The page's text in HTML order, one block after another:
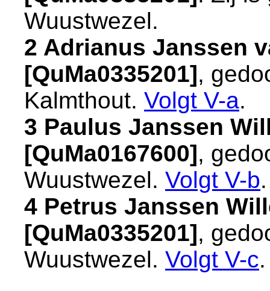
Wuustwezel.
2 Adrianus Janssen
[QuMa0335201],
Kalmthout. Volgt V-a.
3 Paulus Janssen
[QuMa0167600],
Wuustwezel. Volgt V-b.
4 Petrus Janssen
[QuMa0335201],
Wuustwezel. Volgt V-c.